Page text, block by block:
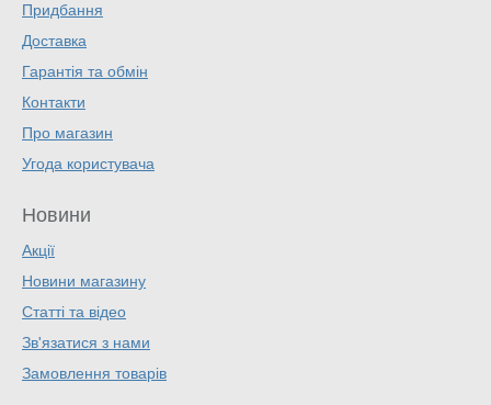
Придбання
Доставка
Гарантія та обмін
Контакти
Про магазин
Угода користувача
Новини
Акції
Новини магазину
Статті та відео
Зв'язатися з нами
Замовлення товарів